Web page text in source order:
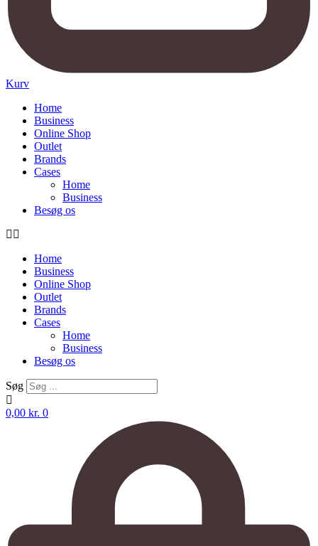
Kurv
Home
Business
Online Shop
Outlet
Brands
Cases
Home
Business
Besøg os
Home
Business
Online Shop
Outlet
Brands
Cases
Home
Business
Besøg os
Søg
0,00 kr. 0